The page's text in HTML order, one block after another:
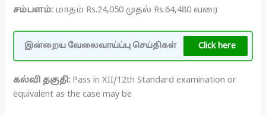
சம்பளம்: மாதம் Rs.24,050 முதல் Rs.64,480 வரை
இன்றைய வேலைவாய்ப்பு செய்திகள் Click here
கல்வி தகுதி: Pass in XII/12th Standard examination or
equivalent as the case may be